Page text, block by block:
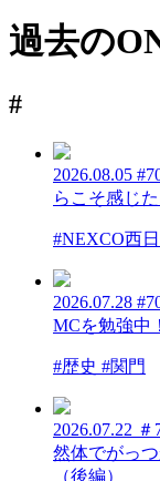
過去の
#
2026.08.05
らこそ感じ
#NEXCO西
2026.07.28
MCを勉強中
#歴史 #関門
2026.07.22
然体でがっ
（後編）